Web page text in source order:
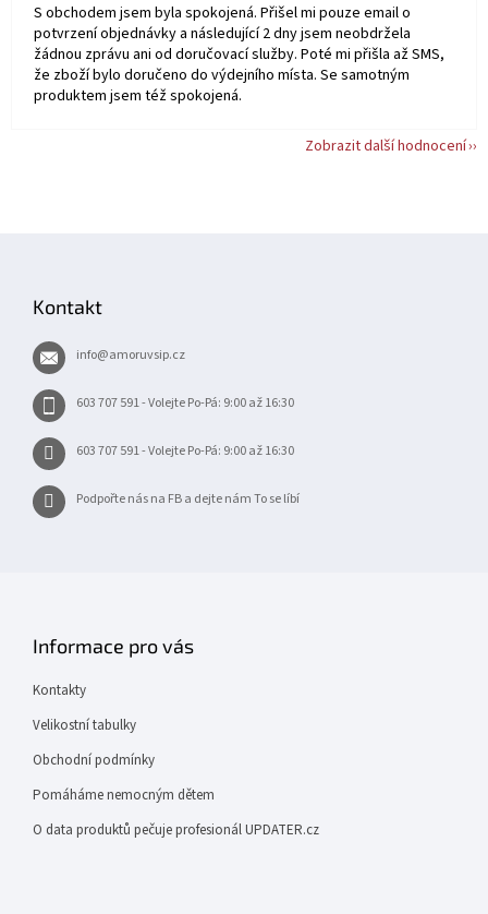
S obchodem jsem byla spokojená. Přišel mi pouze email o
potvrzení objednávky a následující 2 dny jsem neobdržela
žádnou zprávu ani od doručovací služby. Poté mi přišla až SMS,
že zboží bylo doručeno do výdejního místa. Se samotným
produktem jsem též spokojená.
Zobrazit další hodnocení
Kontakt
info@amoruvsip.cz
603 707 591 - Volejte Po-Pá: 9:00 až 16:30
603 707 591 - Volejte Po-Pá: 9:00 až 16:30
Podpořte nás na FB a dejte nám To se líbí
Informace pro vás
Kontakty
Velikostní tabulky
Obchodní podmínky
Pomáháme nemocným dětem
O data produktů pečuje profesionál UPDATER.cz